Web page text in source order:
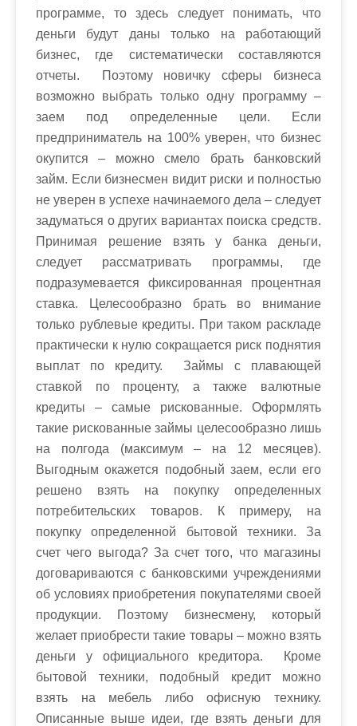
программе, то здесь следует понимать, что
деньги будут даны только на работающий
бизнес, где систематически составляются
отчеты. Поэтому новичку сферы бизнеса
возможно выбрать только одну программу –
заем под определенные цели. Если
предприниматель на 100% уверен, что бизнес
окупится – можно смело брать банковский
займ. Если бизнесмен видит риски и полностью
не уверен в успехе начинаемого дела – следует
задуматься о других вариантах поиска средств.
Принимая решение взять у банка деньги,
следует рассматривать программы, где
подразумевается фиксированная процентная
ставка. Целесообразно брать во внимание
только рублевые кредиты. При таком раскладе
практически к нулю сокращается риск поднятия
выплат по кредиту. Займы с плавающей
ставкой по проценту, а также валютные
кредиты – самые рискованные. Оформлять
такие рискованные займы целесообразно лишь
на полгода (максимум – на 12 месяцев).
Выгодным окажется подобный заем, если его
решено взять на покупку определенных
потребительских товаров. К примеру, на
покупку определенной бытовой техники. За
счет чего выгода? За счет того, что магазины
договариваются с банковскими учреждениями
об условиях приобретения покупателями своей
продукции. Поэтому бизнесмену, который
желает приобрести такие товары – можно взять
деньги у официального кредитора. Кроме
бытовой техники, подобный кредит можно
взять на мебель либо офисную технику.
Описанные выше идеи, где взять деньги для